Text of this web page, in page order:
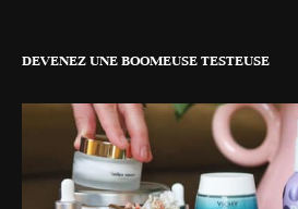
DEVENEZ UNE BOOMEUSE TESTEUSE